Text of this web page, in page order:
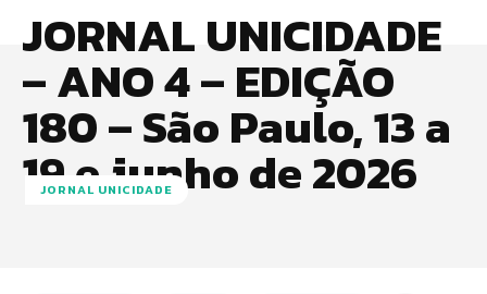
JORNAL UNICIDADE
– ANO 4 – EDIÇÃO
180 – São Paulo, 13 a
19 e junho de 2026
JORNAL UNICIDADE